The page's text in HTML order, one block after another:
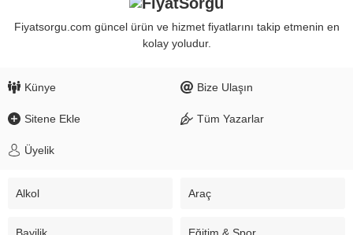
Fiyatsorgu.com güncel ürün ve hizmet fiyatlarını takip etmenin en
kolay yoludur.
Künye Bize Ulaşın
Sitene Ekle Tüm Yazarlar
Üyelik
Alkol Araç